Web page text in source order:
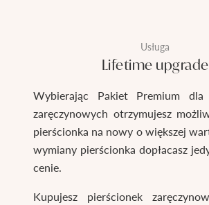
Usługa
Lifetime upgrade
Wybierając Pakiet Premium dla
zaręczynowych otrzymujesz
pierścionka na nowy o większej
wymiany pierścionka dopłacasz
cenie.
Kupujesz pierścionek